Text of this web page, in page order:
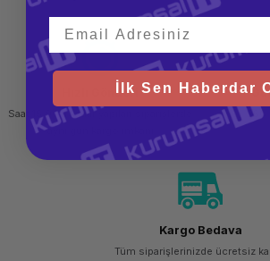
Hızlı Gönderi
Saat 15.00'a kadar yapılan siparişlerde
aynı gün kargo imkanı
256
Kargo Bedava
Tüm siparişlerinizde ücretsiz
İlk Sen Haberdar